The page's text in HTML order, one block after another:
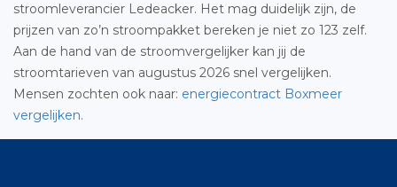
stroomleverancier Ledeacker. Het mag duidelijk zijn, de
prijzen van zo’n stroompakket bereken je niet zo 123 zelf.
Aan de hand van de stroomvergelijker kan jij de
stroomtarieven van augustus 2026 snel vergelijken.
Mensen zochten ook naar: energiecontract Boxmeer
vergelijken.